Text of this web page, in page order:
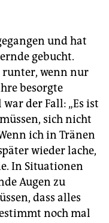
und hat
gebucht.
runter, wenn nur
besorgte
der Fall: „Es ist
sich nicht
ich in Tränen
wieder lache,
In Situationen
Augen zu
dass alles
noch mal